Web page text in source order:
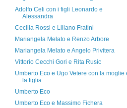
Adolfo Celi con i figli Leonardo e
Alessandra
Cecilia Rossi e Liliano Fratini
Mariangela Melato e Renzo Arbore
Mariangela Melato e Angelo Privitera
Vittorio Cecchi Gori e Rita Rusic
Umberto Eco e Ugo Vetere con la moglie
la figlia
Umberto Eco
Umberto Eco e Massimo Fichera